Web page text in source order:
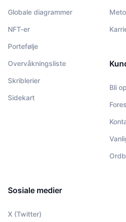
Globale diagrammer
NFT-er
Portefølje
Overvåkningsliste
Skriblerier
Sidekart
Bli
Sosiale medier
X (Twitter)